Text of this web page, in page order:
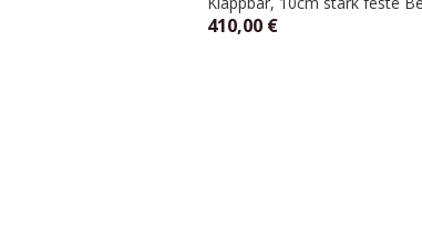
410,00 €